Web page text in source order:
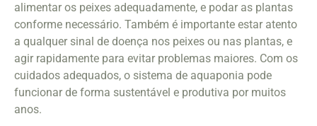
alimentar os peixes adequadamente, e podar as plantas
conforme necessário. Também é importante estar atento
a qualquer sinal de doença nos peixes ou nas plantas, e
agir rapidamente para evitar problemas maiores. Com os
cuidados adequados, o sistema de aquaponia pode
funcionar de forma sustentável e produtiva por muitos
anos.